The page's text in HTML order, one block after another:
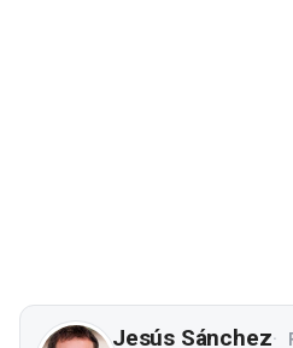
Jesús Sánchez